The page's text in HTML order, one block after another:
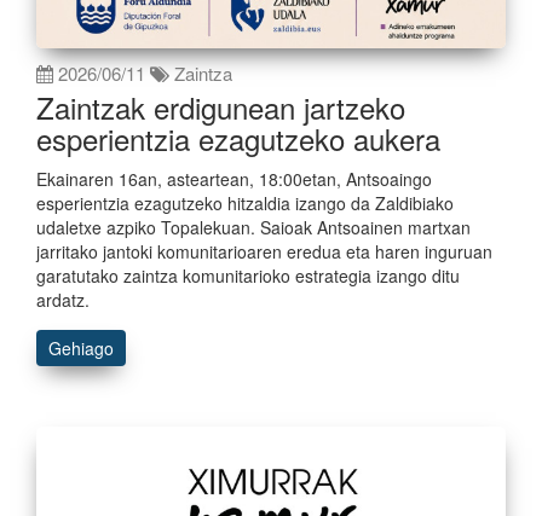
2026/06/11 Zaintza
Zaintzak erdigunean jartzeko
esperientzia ezagutzeko aukera
Ekainaren 16an, asteartean, 18:00etan, Antsoaingo
esperientzia ezagutzeko hitzaldia izango da Zaldibiako
udaletxe azpiko Topalekuan. Saioak Antsoainen martxan
jarritako jantoki komunitarioaren eredua eta haren inguruan
garatutako zaintza komunitarioko estrategia izango ditu
ardatz.
Gehiago